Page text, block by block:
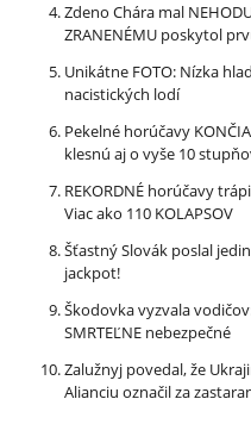
Zdeno Chára mal
ZRANENÉMU poskytol
Unikátne FOTO: Nízka
nacistických lodí
Pekelné horúčavy
klesnú aj o vyše 10
REKORDNÉ horúčavy
Viac ako 110 KOLAPSOV
Šťastný Slovák poslal
jackpot!
Škodovka vyzvala
SMRTEĽNE nebezpečné
Zalužnyj povedal, že
Alianciu označil za